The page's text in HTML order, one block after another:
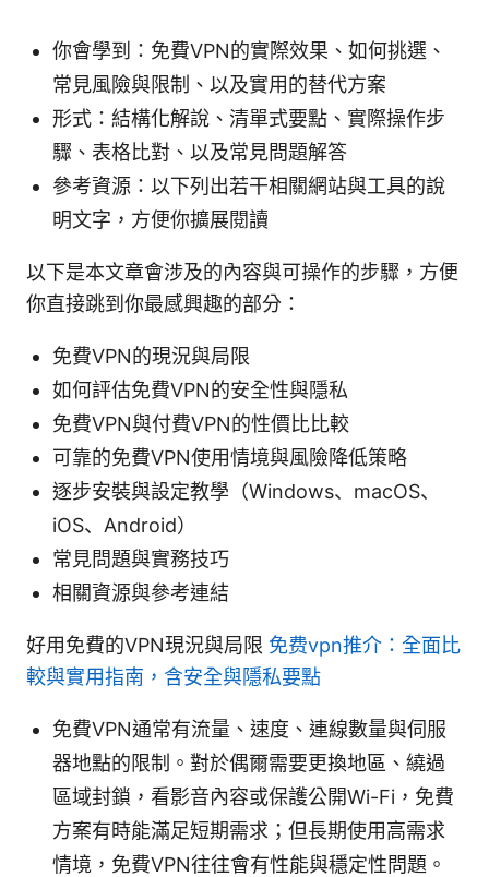
你會學到：免費VPN的實際效果、如何挑選、
常見風險與限制、以及實用的替代方案
形式：結構化解說、清單式要點、實際操作步
驟、表格比對、以及常見問題解答
參考資源：以下列出若干相關網站與工具的說
明文字，方便你擴展閱讀
以下是本文章會涉及的內容與可操作的步驟，方便
你直接跳到你最感興趣的部分：
免費VPN的現況與局限
如何評估免費VPN的安全性與隱私
免費VPN與付費VPN的性價比比較
可靠的免費VPN使用情境與風險降低策略
逐步安裝與設定教學（Windows、macOS、
iOS、Android）
常見問題與實務技巧
相關資源與參考連結
好用免費的VPN現況與局限 免费vpn推介：全面比
較與實用指南，含安全與隱私要點
免費VPN通常有流量、速度、連線數量與伺服
器地點的限制。對於偶爾需要更換地區、繞過
區域封鎖，看影音內容或保護公開Wi-Fi，免費
方案有時能滿足短期需求；但長期使用高需求
情境，免費VPN往往會有性能與穩定性問題。